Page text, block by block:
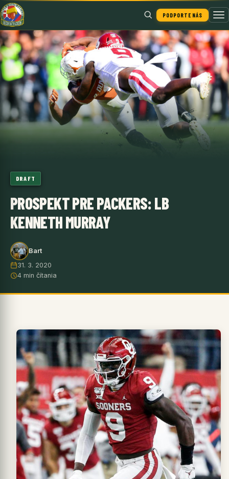
PODPORTE NÁS
Hľadať
DRAFT
PROSPEKT PRE PACKERS: LB
KENNETH MURRAY
Bart
31. 3. 2020
4 min čítania